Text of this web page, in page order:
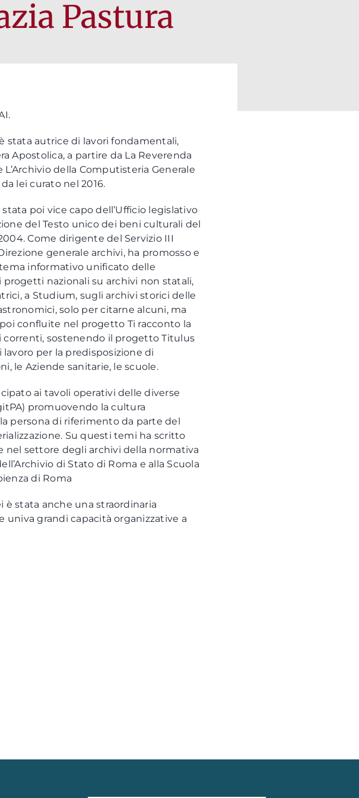
Pastura
stata autrice di lavori fondamentali,
Apostolica, a partire da La Reverenda
della Computisteria Generale
lei curato nel 2016.
poi vice capo dell’Ufficio legislativo
del Testo unico dei beni culturali del
Come dirigente del Servizio III
generale archivi, ha promosso e
informativo unificato delle
nazionali su archivi non statali,
a Studium, sugli archivi storici delle
solo per citarne alcuni, ma
confluite nel progetto Ti racconto la
sostenendo il progetto Titulus
per la predisposizione di
le Aziende sanitarie, le scuole.
ai tavoli operativi delle diverse
promuovendo la cultura
persona di riferimento da parte del
Su questi temi ha scritto
nel settore degli archivi della normativa
di Stato di Roma e alla Scuola
di Roma
è stata anche una straordinaria
grandi capacità organizzative a